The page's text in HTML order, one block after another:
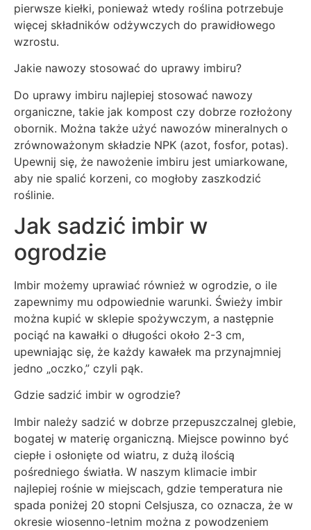
pierwsze kiełki, ponieważ wtedy roślina potrzebuje
więcej składników odżywczych do prawidłowego
wzrostu.
Jakie nawozy stosować do uprawy imbiru?
Do uprawy imbiru najlepiej stosować nawozy
organiczne, takie jak kompost czy dobrze rozłożony
obornik. Można także użyć nawozów mineralnych o
zrównoważonym składzie NPK (azot, fosfor, potas).
Upewnij się, że nawożenie imbiru jest umiarkowane,
aby nie spalić korzeni, co mogłoby zaszkodzić
roślinie.
Jak sadzić imbir w
ogrodzie
Imbir możemy uprawiać również w ogrodzie, o ile
zapewnimy mu odpowiednie warunki. Świeży imbir
można kupić w sklepie spożywczym, a następnie
pociąć na kawałki o długości około 2-3 cm,
upewniając się, że każdy kawałek ma przynajmniej
jedno „oczko,” czyli pąk.
Gdzie sadzić imbir w ogrodzie?
Imbir należy sadzić w dobrze przepuszczalnej glebie,
bogatej w materię organiczną. Miejsce powinno być
ciepłe i osłonięte od wiatru, z dużą ilością
pośredniego światła. W naszym klimacie imbir
najlepiej rośnie w miejscach, gdzie temperatura nie
spada poniżej 20 stopni Celsjusza, co oznacza, że w
okresie wiosenno-letnim można z powodzeniem